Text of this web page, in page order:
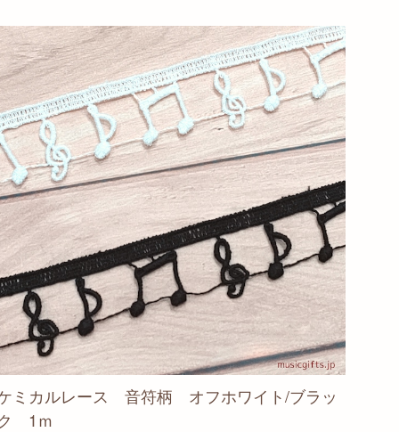
ミカルレース 音符柄 オフホワイト/ブラッ
1ｍ